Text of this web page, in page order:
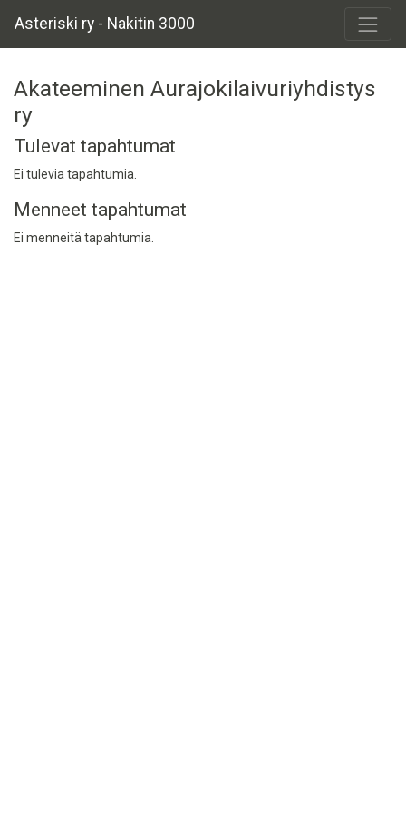
Asteriski ry - Nakitin 3000
Akateeminen Aurajokilaivuriyhdistys
ry
Tulevat tapahtumat
Ei tulevia tapahtumia.
Menneet tapahtumat
Ei menneitä tapahtumia.